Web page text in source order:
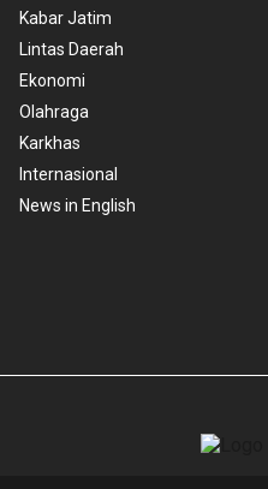
Kabar Jatim
Lintas Daerah
Ekonomi
Olahraga
Karkhas
Internasional
News in English